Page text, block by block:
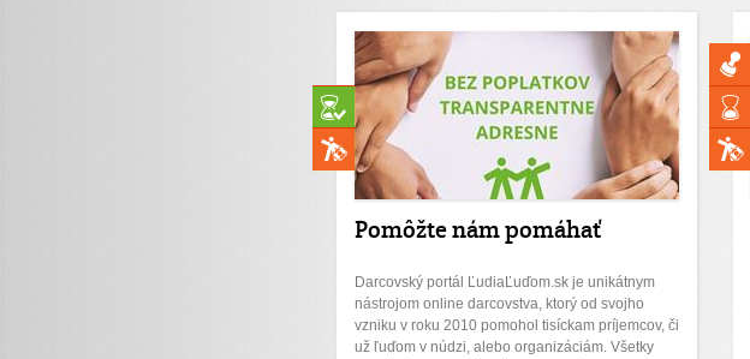
Pomôžte nám pomáhať
Darcovský portál ĽudiaĽuďom.sk je unikátnym
nástrojom online darcovstva, ktorý od svojho
vzniku v roku 2010 pomohol tisíckam príjemcov, či
už ľuďom v núdzi, alebo organizáciám. Všetky